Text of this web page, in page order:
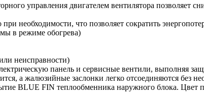
управления двигателем вентилятора позволяет
необходимости, что позволяет сократить
в режиме обогрева)
неисправности)
панель и сервисные вентили, выполняя
а жалюзийные заслонки легко отсоединяются без
BLUE FIN теплообменника наружного блока. Цвет